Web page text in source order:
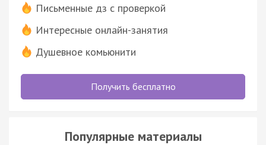
Письменные дз с проверкой
Интересные онлайн-занятия
Душевное комьюнити
Получить бесплатно
Популярные материалы